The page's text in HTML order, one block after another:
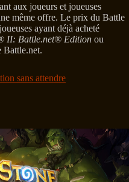
aux joueurs et joueuses
même offre. Le prix du Battle
ayant déjà acheté
II: Battle.net® Edition ou
Battle.net.
sans attendre